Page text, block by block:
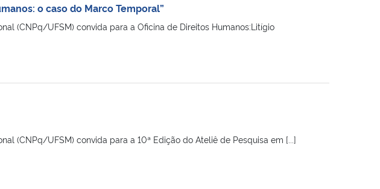
o caso do Marco Temporal”
(CNPq/UFSM) convida para a Oficina de Direitos Humanos:Litígio
(CNPq/UFSM) convida para a 10ª Edição do Ateliê de Pesquisa em [...]